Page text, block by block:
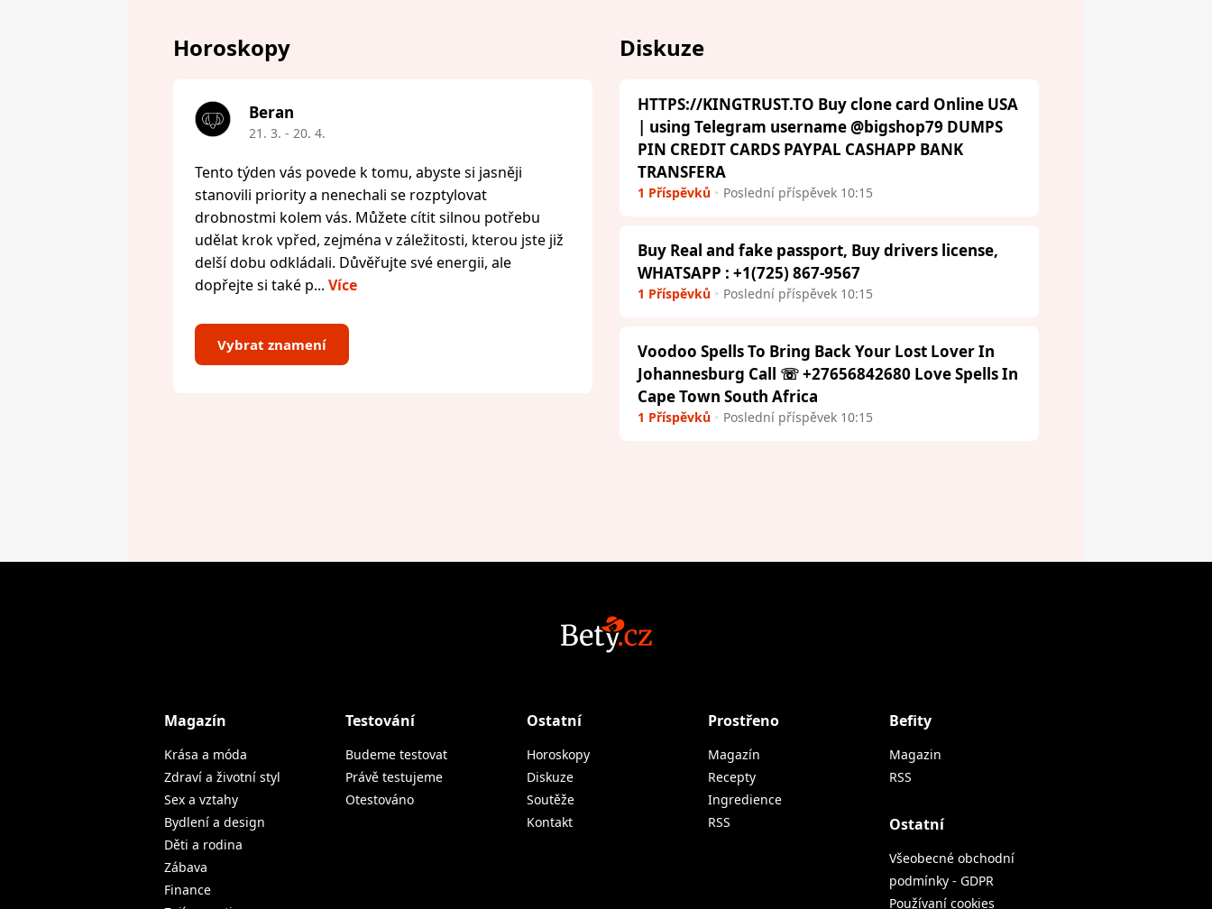
Horoskopy
Beran
21. 3. - 20. 4.
Tento týden vás povede k tomu, abyste si jasněji
stanovili priority a nenechali se rozptylovat
drobnostmi kolem vás. Můžete cítit silnou potřebu
udělat krok vpřed, zejména v záležitosti, kterou jste již
delší dobu odkládali. Důvěřujte své energii, ale
dopřejte si také p... Více
Vybrat znamení
Diskuze
HTTPS://KINGTRUST.TO Buy clone card Online USA
| using Telegram username @bigshop79 DUMPS
PIN CREDIT CARDS PAYPAL CASHAPP BANK
TRANSFERA
1 Příspěvků Poslední příspěvek 10:15
Buy Real and fake passport, Buy drivers license,
WHATSAPP : +1(725) 867-9567
1 Příspěvků Poslední příspěvek 10:15
Voodoo Spells To Bring Back Your Lost Lover In
Johannesburg Call ☏ +27656842680 Love Spells In
Cape Town South Africa
1 Příspěvků Poslední příspěvek 10:15
Magazín
Krása a móda
Zdraví a životní styl
Sex a vztahy
Bydlení a design
Děti a rodina
Zábava
Finance
Testování
Budeme testovat
Právě testujeme
Otestováno
Ostatní
Horoskopy
Diskuze
Soutěže
Kontakt
Prostřeno
Magazín
Recepty
Ingredience
RSS
Befity
Magazin
RSS
Ostatní
Všeobecné obchodní
podmínky - GDPR
Používaní cookies